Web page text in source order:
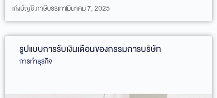
เก่งบัญชี ภาษีบรรเทามีนาคม 7, 2025
รูปแบบการรับเงินเดือนของกรรมการบริษัท
การทำธุรกิจ